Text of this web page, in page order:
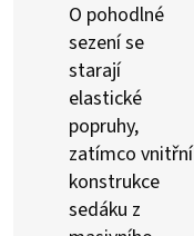
O pohodlné
sezení se
starají
elastické
popruhy,
zatímco vnitřní
konstrukce
sedáku z